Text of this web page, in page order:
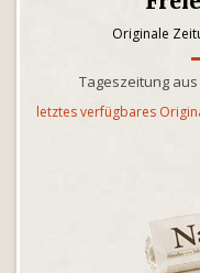
Originale
Tageszeitung
letztes verfügbares